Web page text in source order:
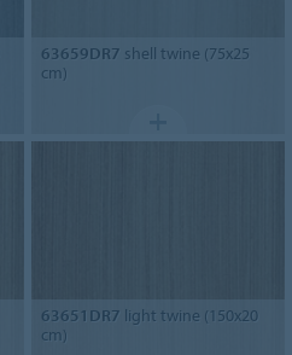
63659DR7 shell twine (75x25
cm)
63651DR7 light twine (150x20
cm)